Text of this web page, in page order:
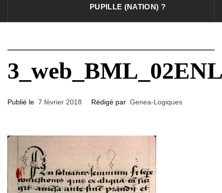
PUPILLE (NATION) ?
Publié le 7 février 2018 Rédigé par Genea-Logiques